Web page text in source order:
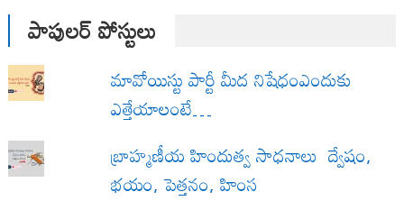
పాపులర్ పోస్టులు
మావోయిస్టు పార్టీ మీద నిషేధంఎందుకు
ఎత్తేయాలంటే…
బ్రాహ్మణీయ హిందుత్వ సాధనాలు ద్వేషం,
భయం, పెత్తనం, హింస